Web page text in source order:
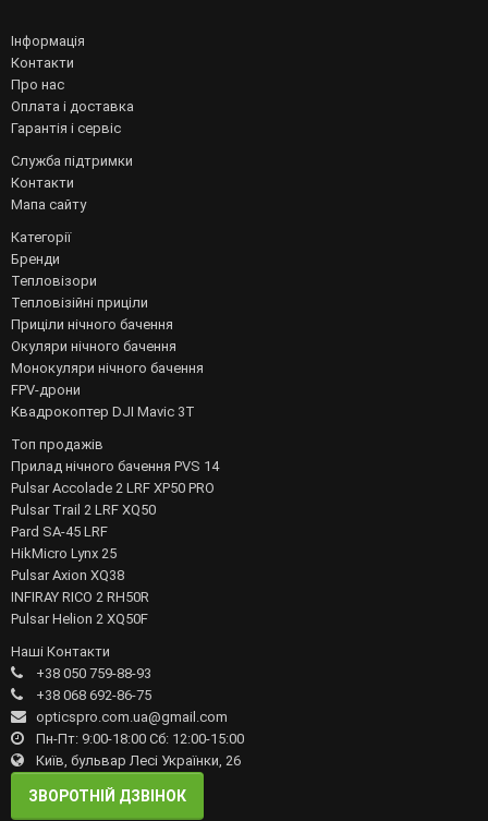
Інформація
Контакти
Про нас
Оплата і доставка
Гарантія і сервіс
Служба підтримки
Контакти
Мапа сайту
Категорії
Бренди
Тепловізори
Тепловізійні приціли
Приціли нічного бачення
Окуляри нічного бачення
Монокуляри нічного бачення
FPV-дрони
Квадрокоптер DJI Mavic 3T
Топ продажів
Прилад нічного бачення PVS 14
Pulsar Accolade 2 LRF XP50 PRO
Pulsar Trail 2 LRF XQ50
Pard SA-45 LRF
HikMicro Lynx 25
Pulsar Axion XQ38
INFIRAY RICO 2 RH50R
Pulsar Helion 2 XQ50F
Наші Контакти
+38 050 759-88-93
+38 068 692-86-75
opticspro.com.ua@gmail.com
Пн-Пт: 9:00-18:00 Сб: 12:00-15:00
Київ, бульвар Лесі Українки, 26
ЗВОРОТНІЙ ДЗВІНОК